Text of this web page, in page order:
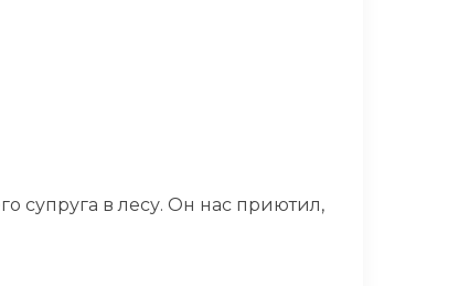
супруга в лесу. Он нас приютил,